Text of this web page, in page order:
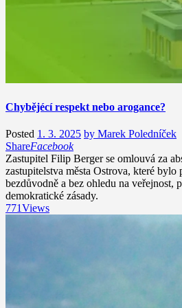
Chybějécí respekt nebo arogance?
Posted 1. 3. 2025 by Marek Poledníček
ShareFacebook
Zastupitel Filip Berger se omlouvá za
zastupitelstva města Ostrova, které bylo
bezdůvodně a bez ohledu na veřejnost,
demokratické zásady.
771Views